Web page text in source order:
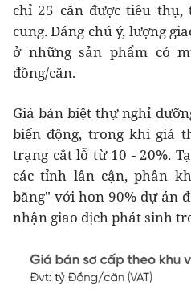
chỉ 25 căn được tiêu thụ,
cung. Đáng chú ý, lượng
ở những sản phẩm có
đồng/căn.
Giá bán biệt thự nghỉ
biến động, trong khi giá
trạng cắt lỗ từ 10 - 20%.
các tỉnh lân cận, phân
băng" với hơn 90% dự án
nhận giao dịch phát sinh